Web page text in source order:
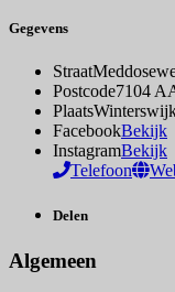
Gegevens
Straat
Postcode7104
Plaats
FacebookBekijk
InstagramBekijk
Telefoon
Delen
Algemeen